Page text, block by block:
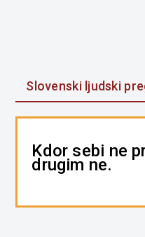
Slovenski ljudski
Kdor sebi ne
drugim ne.